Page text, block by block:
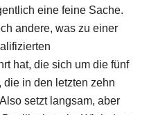
eine feine Sache.
andere, was zu einer
hat, die sich um die fünf
in den letzten zehn
setzt langsam, aber